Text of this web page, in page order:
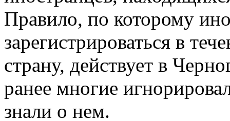
Правило, по которому
зарегистрироваться в
страну, действует в
ранее многие
знали о нем.